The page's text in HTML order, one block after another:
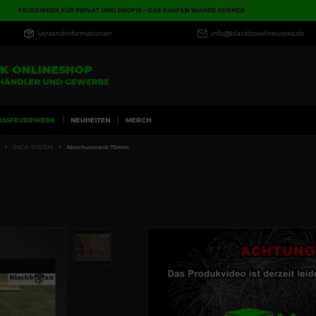
FEUERWERK FÜR PRIVAT UND PROFIS – DAS KAUFEN WAHRE KENNER
Versandinformationen info@blackboxxfireworks.de
ONLINESHOP
UND GEWERBE
NEUHEITEN MERCH
RACK-SYSTEM Abschussrack 75mm